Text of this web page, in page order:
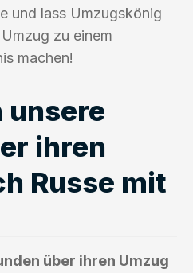
und lass Umzugskönig
zu einem
machen!
unsere
ihren
Russe mit
über ihren Umzug